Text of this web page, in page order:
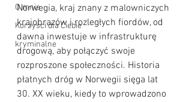
O mnie
Korzyści dla Ciebie
kryminalne
Norwegia, kraj znany z malowniczych
krajobrazów i rozległych fiordów, od
dawna inwestuje w infrastrukturę
drogową, aby połączyć swoje
rozproszone społeczności. Historia
płatnych dróg w Norwegii sięga lat
30. XX wieku, kiedy to wprowadzono